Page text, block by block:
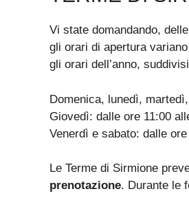
Vi state domandando, delle
gli orari di apertura
gli orari dell’anno,
Domenica, lunedì,
Giovedì: dalle ore 11:00
Venerdì e sabato: dalle
Le Terme di Sirmione
prenotazione. Durante le